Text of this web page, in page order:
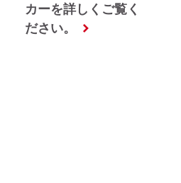
カーを詳しくご覧く
ださい。